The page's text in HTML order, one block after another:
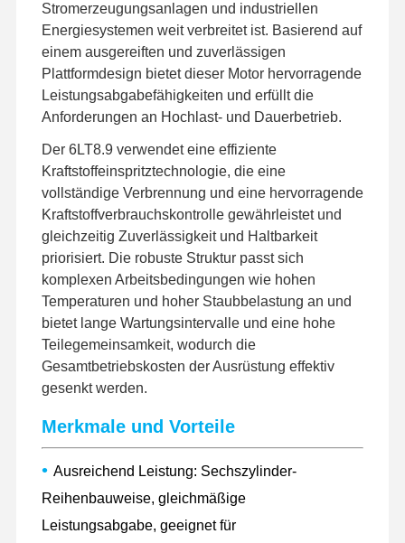
Werksbesicht
Igung
Qualitätskont
Rolle
Kontakt Mit
Uns
Fälle
Perkins Engine
Yanmar-Motor
Kubota-Motor
Isuzu-Motor
Cummins Motor
MITSUBISHI-Maschine
Maschinenwiederaufbauenausrüstung
FÜR CAT
C4.4EFI C6.4 C6.6 C7 C7.1 C9 C11
C13 C15 C18 3066 3116 3126 3176
FÜR
PERKINS
403D-11 403D-15 404D-22 404EA-22T
3054 1104C-44 1104C-44TA 1104D-44
1104D-44T 1104D-44TA 1104-E44T
1104D-E44TA 1106D-E66T 1106D-
FÜR
Sonstige
B3.3 ISF3.8 4BT3.9 B4.5 QSB5.9
QSB6.7 6CT8.3 6D107-1 6D107-2
6BT5.9 6LT8.9 QSL9 6LT9.3 NT855
M11 X12 X15
Stromerzeugungsanlagen und industriellen
Energiesystemen weit verbreitet ist. Basierend auf
einem ausgereiften und zuverlässigen
Plattformdesign bietet dieser Motor hervorragende
Leistungsabgabefähigkeiten und erfüllt die
Anforderungen an Hochlast- und Dauerbetrieb.
Der 6LT8.9 verwendet eine effiziente
Kraftstoffeinspritztechnologie, die eine
vollständige Verbrennung und eine hervorragende
Kraftstoffverbrauchskontrolle gewährleistet und
gleichzeitig Zuverlässigkeit und Haltbarkeit
priorisiert. Die robuste Struktur passt sich
komplexen Arbeitsbedingungen wie hohen
Temperaturen und hoher Staubbelastung an und
bietet lange Wartungsintervalle und eine hohe
Teilegemeinsamkeit, wodurch die
Gesamtbetriebskosten der Ausrüstung effektiv
gesenkt werden.
Merkmale und Vorteile
• Ausreichend Leistung: Sechszylinder-
Reihenbauweise, gleichmäßige
Leistungsabgabe, geeignet für